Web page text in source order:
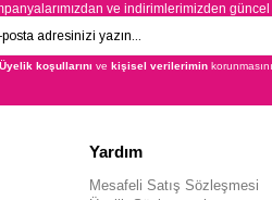
ve indirimlerimizden
Üyelik koşullarını ve kişisel verilerimin
Yardım
Mesafeli Satış Sözleşmesi